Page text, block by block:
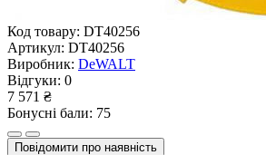
Код товару: DT40256
Артикул: DT40256
Виробник: DeWALT
Відгуки: 0
7 571 ₴
Бонусні бали: 75
Повідомити про наявність